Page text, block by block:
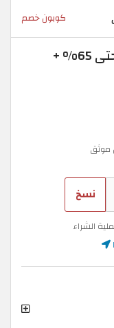
كوبون خصم
كود خصم اكسترا 2026 | خصم حتى 65% +
موثق
نسخ
الشراء